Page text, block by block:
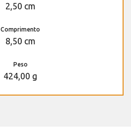
2,50 cm
Comprimento
8,50 cm
Peso
424,00 g